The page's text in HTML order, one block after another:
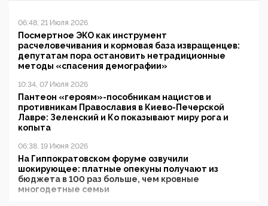
06:48, 21 Июля 2026
Посмертное ЭКО как инструмент
расчеловечивания и кормовая база извращенцев:
депутатам пора остановить нетрадиционные
методы «спасения демографии»
10:34, 07 Июля 2026
Пантеон «героям»-пособникам нацистов и
противникам Православия в Киево-Печерской
Лавре: Зеленский и Ко показывают миру рога и
копыта
06:38, 19 Июня 2026
На Гиппократовском форуме озвучили
шокирующее: платные опекуны получают из
бюджета в 100 раз больше, чем кровные
многодетные семьи